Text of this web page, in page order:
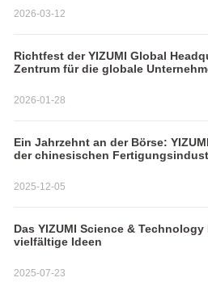
2026-03-12
Richtfest der YIZUMI Global
Zentrum für die globale
2026-01-28
Ein Jahrzehnt an der Börse:
der chinesischen
2025-12-05
Das YIZUMI Science &
vielfältige Ideen
2025-07-23